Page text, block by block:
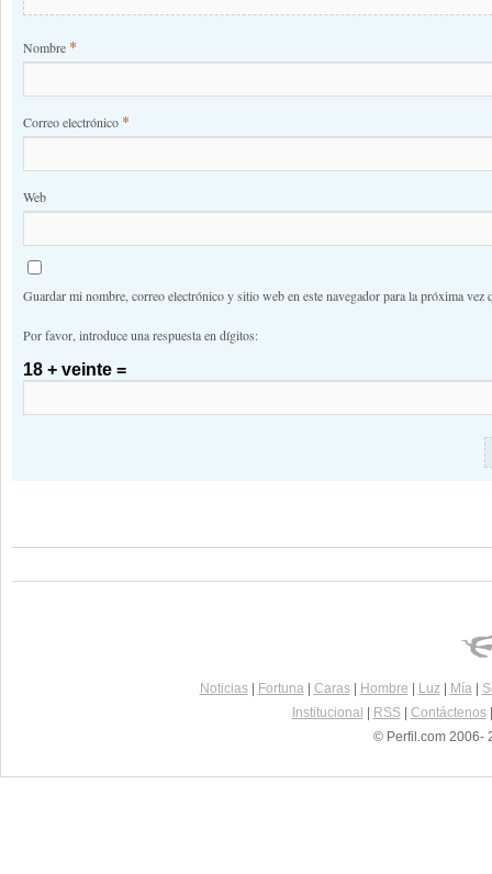
Nombre *
Correo electrónico *
Web
Guardar mi nombre, correo electrónico y sitio web en este navegador para la próxima vez
Por favor, introduce una respuesta en dígitos:
18 + veinte =
Noticias| Fortuna| Caras| Hombre Luz| Mía|
Institucional
RSS| Contáctenos
© Perfil.com 2006-